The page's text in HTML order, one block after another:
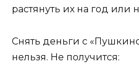
растянуть их на год или
Снять деньги с
нельзя. Не получится: